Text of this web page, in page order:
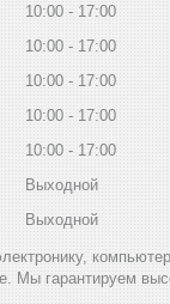
10:00
17:00
10:00
17:00
10:00
17:00
10:00
17:00
10:00
17:00
Выходной
Выходной
Мы гарантируем